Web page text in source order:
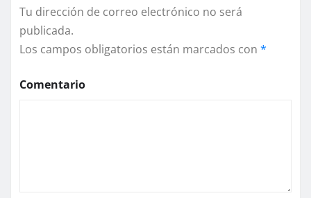
Tu dirección de correo electrónico no será
publicada.
Los campos obligatorios están marcados con *
Comentario